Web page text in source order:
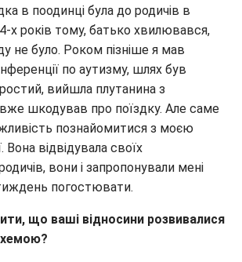
в поодинці була до родичів в
х років тому, батько хвилювався,
не було. Роком пізніше я мав
по аутизму, шлях був
вийшла плутанина з
шкодував про поїздку. Але саме
познайомитися з моєю
Вона відвідувала своїх
вони і запропонували мені
погостювати.
що ваші відносини розвивалися